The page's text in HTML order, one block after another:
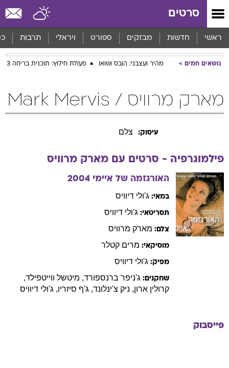
סרטים
ראשי חדשות מבזקים ספורט ויראלי תרבות
נושאים חמים מהיר ועצבני: הובס ושואו פעולת חילוץ: תוכנית בריחה 3
מארק מרוויס / Mark Mervis
עיסוק: צלם
פילמוגרפיה - סרטים עם מארק מרוויס
האורגזמה של איימי 2004
במאי: ג'ולי דיוויס
תסריטאי: ג'ולי דיוויס
צלם: מארק מרוויס
מוסיקאי: מרים קטלר
מפיק: ג'ולי דיוויס
שחקנים: ג'ניפר ברנספורד, מיטשל ווייטפילד,
קרולין ארון, ניק צ'ינלונד, ג'ף סיזריו, ג'ולי דיוויס
פייסבוק